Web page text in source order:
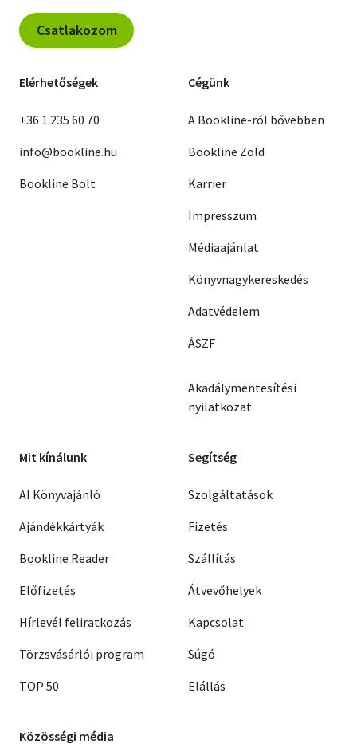
Csatlakozom
Elérhetőségek
+36 1 235 60 70
info@bookline.hu
Bookline Bolt
Cégünk
A Bookline-ról bővebben
Bookline Zöld
Karrier
Impresszum
Médiaajánlat
Könyvnagykereskedés
Adatvédelem
ÁSZF
Akadálymentesítési
nyilatkozat
Mit kínálunk
AI Könyvajánló
Ajándékkártyák
Bookline Reader
Előfizetés
Hírlevél feliratkozás
Törzsvásárlói program
TOP 50
Segítség
Szolgáltatások
Fizetés
Szállítás
Átvevőhelyek
Kapcsolat
Súgó
Elállás
Közösségi média